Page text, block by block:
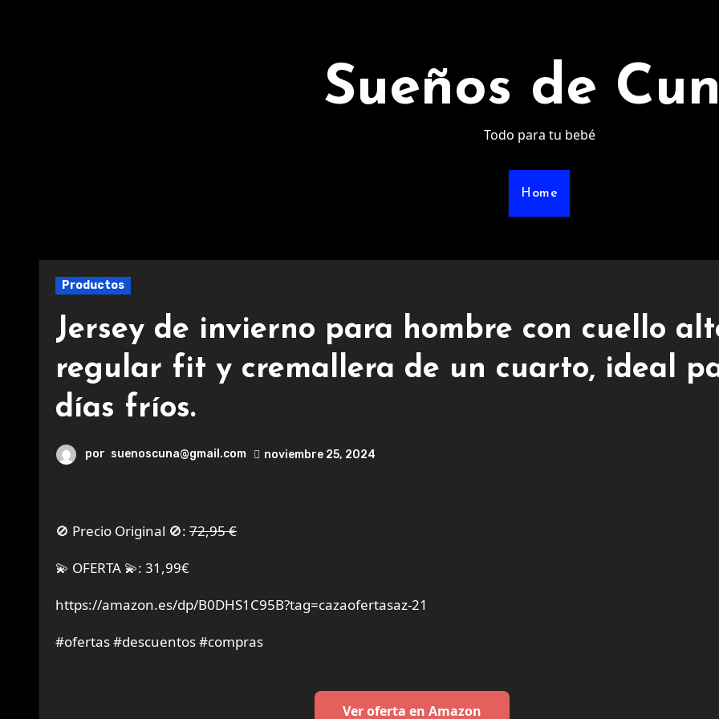
Sueños de
Todo para tu bebé
Home
Productos
Jersey de invierno para hombre con cuello
regular fit y cremallera de un cuarto, ideal
días fríos.
por suenoscuna@gmail.com noviembre 25, 2024
🚫 Precio Original 🚫: 72,95 €
💫 OFERTA 💫: 31,99€
https://amazon.es/dp/B0DHS1C95B?tag=cazaofertasaz-21
#ofertas #descuentos #compras
Ver oferta en Amazon